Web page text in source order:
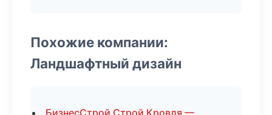
Похожие компании:
Ландшафтный дизайн
БизнесСтрой Строй Кровля —